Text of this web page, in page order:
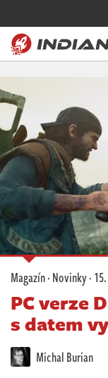
Recenze
Videa
Soutěže
Databáze
Komunita
Redakce
Živě
Magazín·Novinky·
PC verze
s datem
Michal Burian